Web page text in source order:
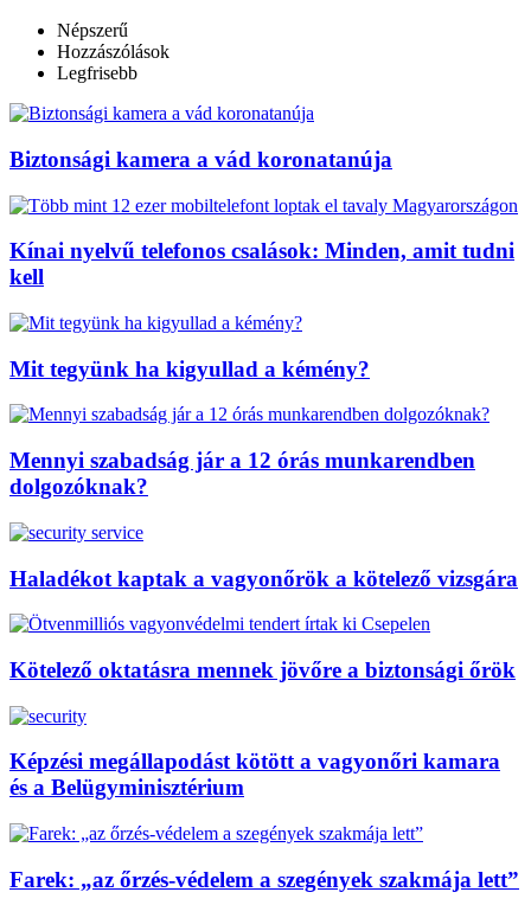
Népszerű
Hozzászólások
Legfrisebb
Biztonsági kamera a vád koronatanúja
Kínai nyelvű telefonos csalások: Minden, amit tudni
kell
Mit tegyünk ha kigyullad a kémény?
Mennyi szabadság jár a 12 órás munkarendben
dolgozóknak?
Haladékot kaptak a vagyonőrök a kötelező vizsgára
Kötelező oktatásra mennek jövőre a biztonsági őrök
Képzési megállapodást kötött a vagyonőri kamara
és a Belügyminisztérium
Farek: „az őrzés-védelem a szegények szakmája lett”